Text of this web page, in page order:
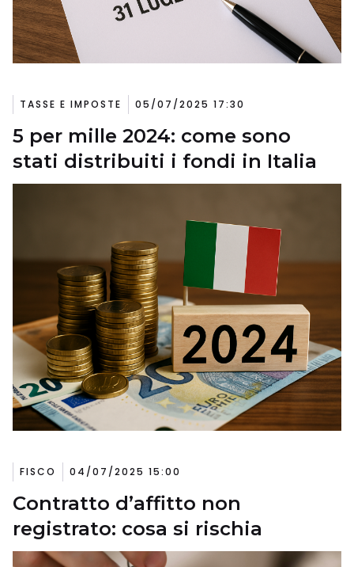
TASSE E IMPOSTE 05/07/2025 17:30
5 per mille 2024: come sono
stati distribuiti i fondi in Italia
FISCO 04/07/2025 15:00
Contratto d’affitto non
registrato: cosa si rischia